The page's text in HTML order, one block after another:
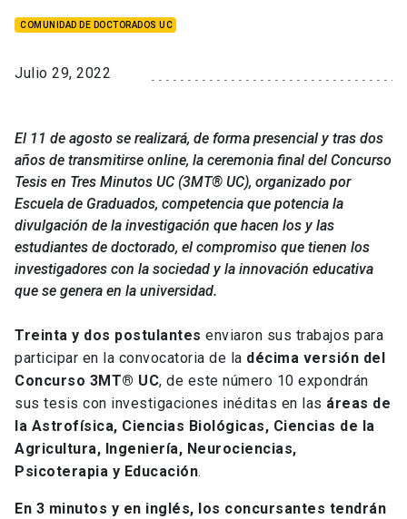
COMUNIDAD DE DOCTORADOS UC
Julio 29, 2022
El 11 de agosto se realizará, de forma presencial y tras dos
años de transmitirse online, la ceremonia final del Concurso
Tesis en Tres Minutos UC (3MT® UC), organizado por
Escuela de Graduados, competencia que potencia la
divulgación de la investigación que hacen los y las
estudiantes de doctorado, el compromiso que tienen los
investigadores con la sociedad y la innovación educativa
que se genera en la universidad.
Treinta y dos postulantes enviaron sus trabajos para
participar en la convocatoria de la décima versión del
Concurso 3MT® UC, de este número 10 expondrán
sus tesis con investigaciones inéditas en las áreas de
la Astrofísica, Ciencias Biológicas, Ciencias de la
Agricultura, Ingeniería, Neurociencias,
Psicoterapia y Educación.
En 3 minutos y en inglés, los concursantes tendrán